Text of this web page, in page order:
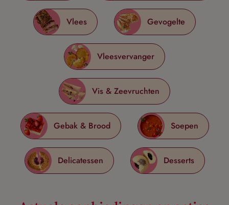
Vlees Gevogelte
Vleesvervanger
Vis & Zeevruchten
Gebak & Brood Soepen
Delicatessen Desserts